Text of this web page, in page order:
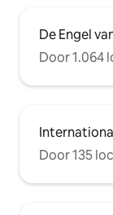
De Engel
Door 1.064
Door 135